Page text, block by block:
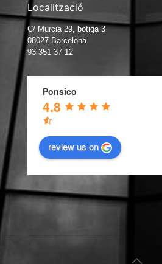
Localització
C/ Murcia 29, botiga 3
08027 Barcelona
93 351 37 12
Ponsico
4.8
review us on